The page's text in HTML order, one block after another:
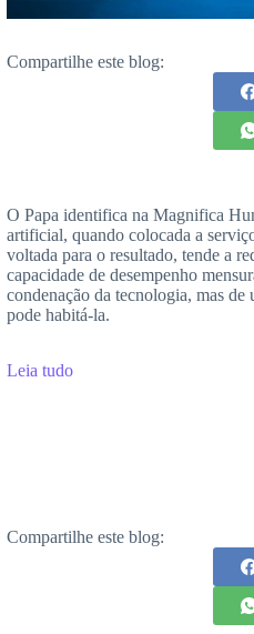
Compartilhe este blog:
O Papa identifica na Magnifica
artificial, quando colocada a
voltada para o resultado, tende a
capacidade de desempenho
condenação da tecnologia, mas
pode habitá-la.
Leia tudo
Compartilhe este blog: